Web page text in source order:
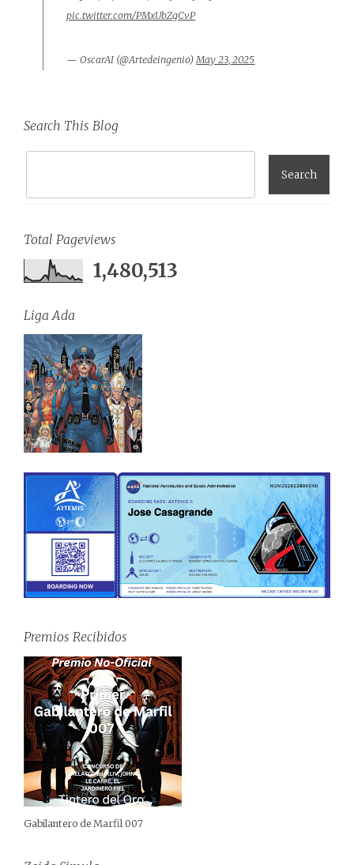
pic.twitter.com/PMxUbZgCvP
— OscarAI (@Artedeingenio) May 23, 2025
Search This Blog
Total Pageviews
1,480,513
Liga Ada
Premios Recibidos
Gabilantero de Marfil 007